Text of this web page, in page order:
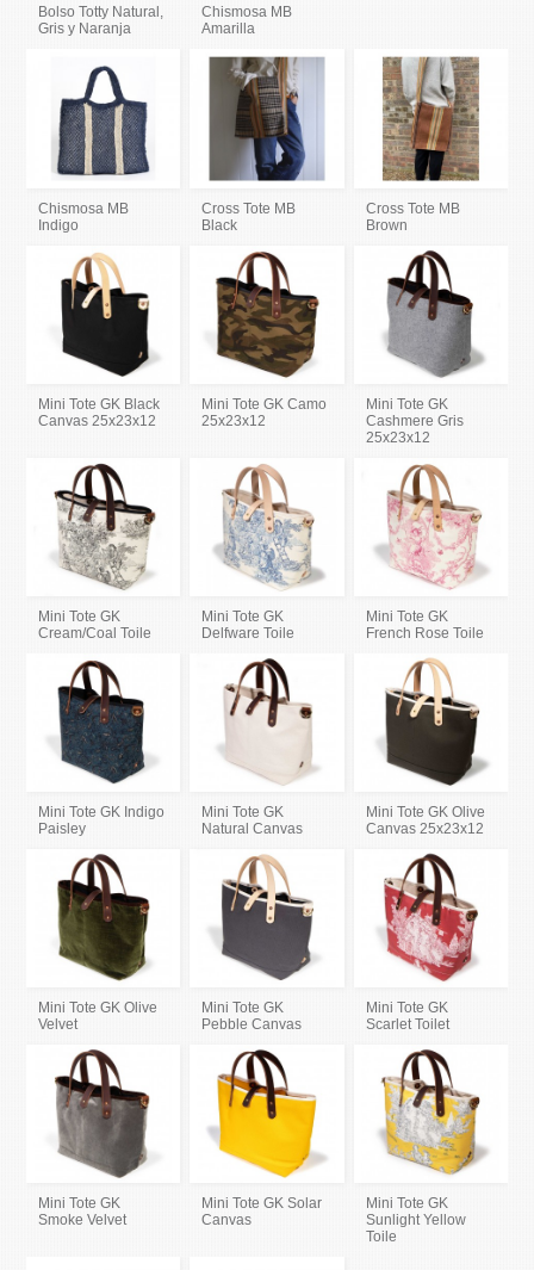
Bolso Totty Natural,
Gris y Naranja
Chismosa MB
Amarilla
Chismosa MB
Indigo
Cross Tote MB
Black
Cross Tote MB
Brown
Mini Tote GK Black
Canvas 25x23x12
Mini Tote GK Camo
25x23x12
Mini Tote GK
Cashmere Gris
25x23x12
Mini Tote GK
Cream/Coal Toile
Mini Tote GK
Delfware Toile
Mini Tote GK
French Rose Toile
Mini Tote GK Indigo
Paisley
Mini Tote GK
Natural Canvas
Mini Tote GK Olive
Canvas 25x23x12
Mini Tote GK Olive
Velvet
Mini Tote GK
Pebble Canvas
Mini Tote GK
Scarlet Toilet
Mini Tote GK
Smoke Velvet
Mini Tote GK Solar
Canvas
Mini Tote GK
Sunlight Yellow
Toile